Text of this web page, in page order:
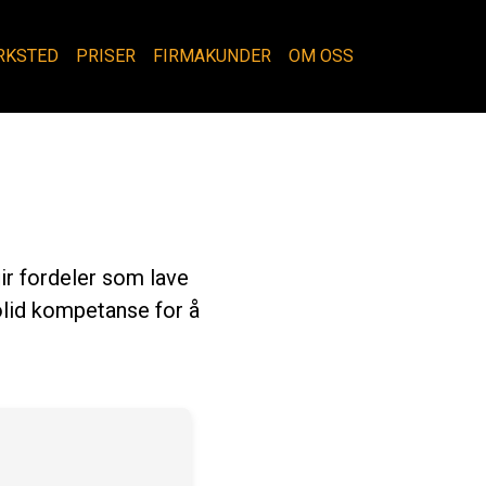
PRISER FIRMAKUNDER OM OSS
fordeler som lave
kompetanse for å